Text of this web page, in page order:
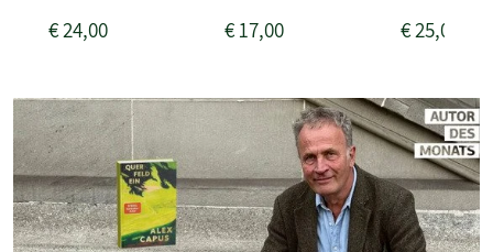
€24,00 €17,00 €25,00